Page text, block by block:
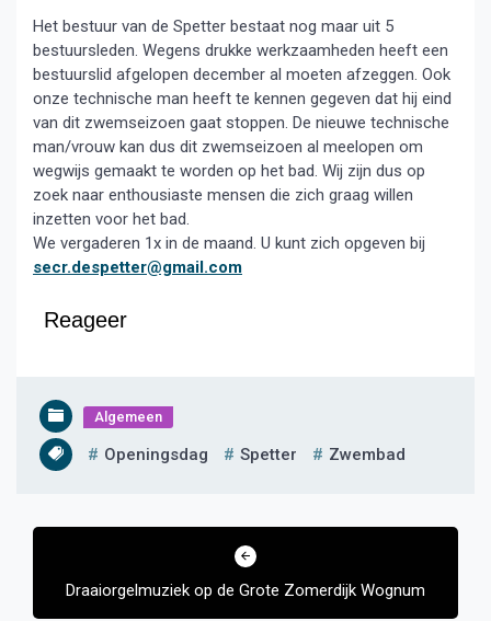
Het bestuur van de Spetter bestaat nog maar uit 5
bestuursleden. Wegens drukke werkzaamheden heeft een
bestuurslid afgelopen december al moeten afzeggen. Ook
onze technische man heeft te kennen gegeven dat hij eind
van dit zwemseizoen gaat stoppen. De nieuwe technische
man/vrouw kan dus dit zwemseizoen al meelopen om
wegwijs gemaakt te worden op het bad. Wij zijn dus op
zoek naar enthousiaste mensen die zich graag willen
inzetten voor het bad.
We vergaderen 1x in de maand. U kunt zich opgeven bij
secr.despetter@gmail.com
Reageer
Algemeen
Openingsdag Spetter Zwembad
Bericht
Draaiorgelmuziek op de Grote Zomerdijk Wognum